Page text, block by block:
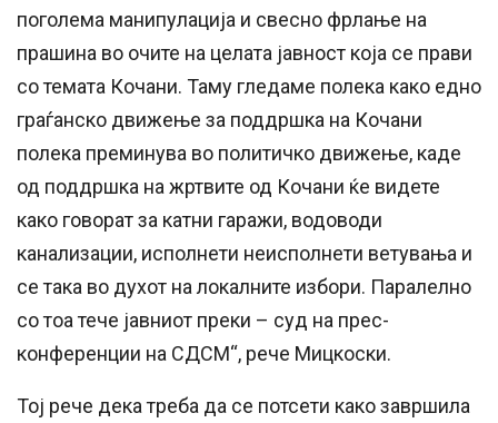
поголема манипулација и свесно фрлање на
прашина во очите на целата јавност која се прави
со темата Кочани. Таму гледаме полека како едно
граѓанско движење за поддршка на Кочани
полека преминува во политичко движење, каде
од поддршка на жртвите од Кочани ќе видете
како говорат за катни гаражи, водоводи
канализации, исполнети неисполнети ветувања и
се така во духот на локалните избори. Паралелно
со тоа тече јавниот преки – суд на прес-
конференции на СДСМ“, рече Мицкоски.
Тој рече дека треба да се потсети како завршила